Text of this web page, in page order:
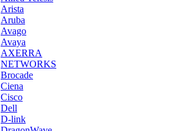
Arista
Aruba
Avago
Avaya
AXERRA
NETWORKS
Brocade
Ciena
Cisco
Dell
D-link